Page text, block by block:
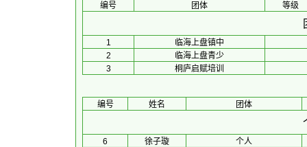
编号 团体 等级
1
临海上盘镇中
2
临海上盘青少
3
桐庐启赋培训
编号 姓名 团体
6 徐子璇
个人